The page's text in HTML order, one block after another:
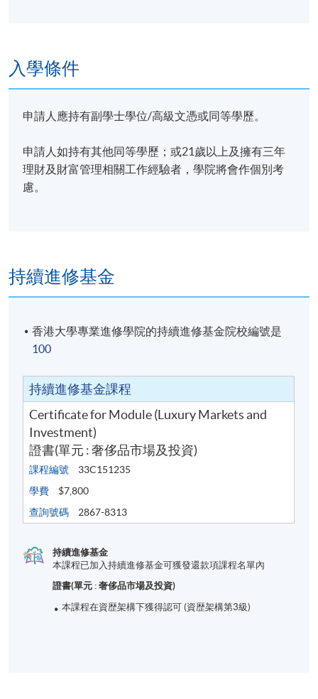
入學條件
申請人應持有副學士學位/高級文憑或同等學歷。
申請人如持有其他同等學歷；或21歲以上及擁有三年
理財及財富管理相關工作經驗者，學院將會作個別考
慮。
持續進修基金
香港大學專業進修學院的持續進修基金院校編號是
100
持續進修基金課程
Certificate for Module (Luxury Markets and
Investment)
證書(單元 : 奢侈品市場及投資)
課程編號
33C151235
學費
$7,800
查詢號碼
2867-8313
持續進修基金
本課程已加入持續進修基金可獲發還款項課程名單內
證書(單元 : 奢侈品市場及投資)
本課程在資歴架構下獲得認可 (資歴架構第3級)